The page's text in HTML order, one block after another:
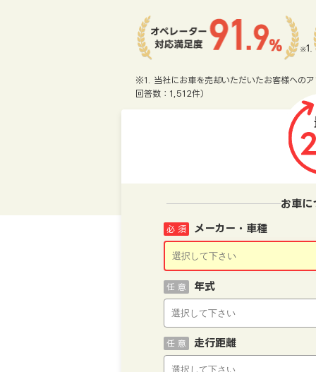
※1. 当社にお車を売却いただいたお客様への
回答数：1,512件）
お車に
メーカー・車種
必 須
年式
任 意
走行距離
任 意